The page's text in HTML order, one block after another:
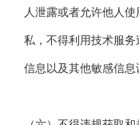
人泄露或者允许他人
私，不得利用技术服
信息以及其他敏感信息